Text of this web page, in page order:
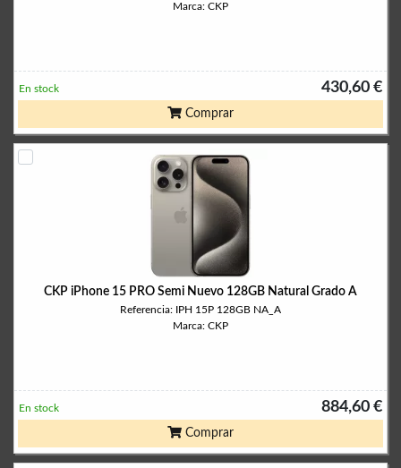
Marca: CKP
430,60 €
En stock
Comprar
CKP iPhone 15 PRO Semi Nuevo 128GB Natural Grado A
Referencia: IPH 15P 128GB NA_A
Marca: CKP
884,60 €
En stock
Comprar